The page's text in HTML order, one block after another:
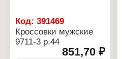
Код: 391469
Кроссовки мужские
9711-3 р.44
851,70 ₽